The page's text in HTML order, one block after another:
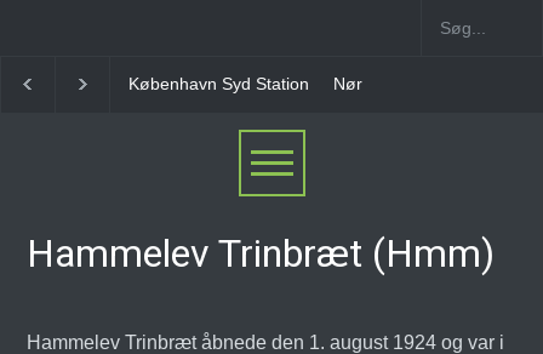
Syd Station Nørrebro B Station [1886-1930]
Hammelev Trinbræt (Hmm)
Hammelev Trinbræt åbnede den 1. august 1924 og var i